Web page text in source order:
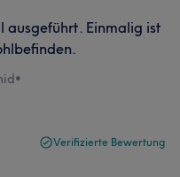
ausgeführt. Einmalig ist
•
Verifizierte Bewertung